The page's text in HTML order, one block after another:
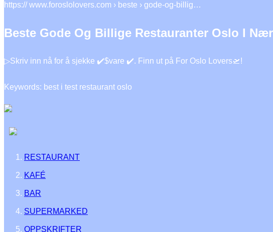
https:// www.foroslolovers.com › beste › gode-og-billig…
Beste Gode Og Billige Restauranter Oslo I
▷Skriv inn nå for å sjekke ✔️$vare ✔️. Finn ut på For Oslo Lovers🛫!
Keywords: best i test restaurant oslo
RESTAURANT
KAFÉ
BAR
SUPERMARKED
OPPSKRIFTER